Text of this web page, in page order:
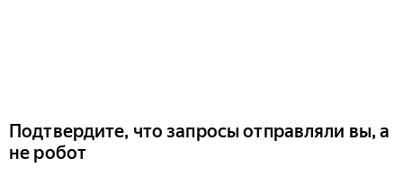
Подтвердите, что запросы отправляли вы, а
не робот